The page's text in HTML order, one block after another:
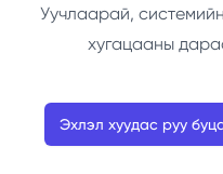
Уучлаарай,
хугацааны
Эхлэл хуудас руу